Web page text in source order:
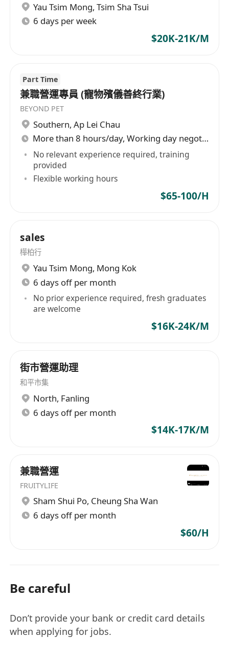
Yau Tsim Mong, Tsim Sha Tsui
6 days per week
$20K-21K/M
Part Time
兼職營運專員 (寵物殯儀善終行業)
BEYOND PET
Southern, Ap Lei Chau
More than 8 hours/day, Working day negotiable
No relevant experience required, training
provided
Flexible working hours
$65-100/H
sales
樺柏行
Yau Tsim Mong, Mong Kok
6 days off per month
No prior experience required, fresh graduates
are welcome
$16K-24K/M
街市營運助理
和平市集
North, Fanling
6 days off per month
$14K-17K/M
兼職營運
FRUITYLIFE
Sham Shui Po, Cheung Sha Wan
6 days off per month
$60/H
Be careful
Don’t provide your bank or credit card details
when applying for jobs.